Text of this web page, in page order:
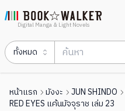
Digital Manga & Light Novels
ทั้งหมด
หน้าแรก มังงะ JUN SHINDO
RED EYES แค้นมัจจุราช เล่ม 23